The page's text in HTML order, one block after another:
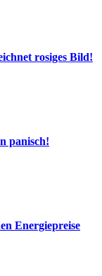
rosiges Bild!
panisch!
Energiepreise